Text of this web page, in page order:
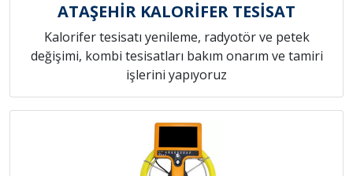
ATAŞEHİR KALORİFER TESİSAT
Kalorifer tesisatı yenileme, radyotör ve petek
değişimi, kombi tesisatları bakım onarım ve tamiri
işlerini yapıyoruz